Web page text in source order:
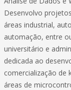
Desenvolvo
áreas industrial,
automação, entre
universitário e
dedicada ao
comercialização de
áreas de